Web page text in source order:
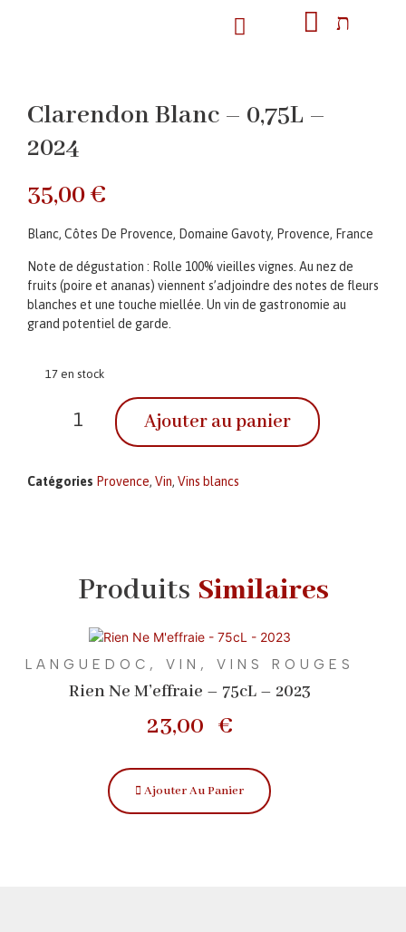
Clarendon Blanc – 0,75L –
2024
35,00€
Blanc, Côtes De Provence, Domaine Gavoty, Provence, France
Note de dégustation : Rolle 100% vieilles vignes. Au nez de
fruits (poire et ananas) viennent s’adjoindre des notes de fleurs
blanches et une touche miellée. Un vin de gastronomie au
grand potentiel de garde.
17 en stock
Ajouter au panier
Catégories Provence, Vin, Vins blancs
Produits Similaires
LANGUEDOC , VIN , VINS ROUGES
Rien Ne M’effraie – 75cL – 2023
23,00 €
Ajouter Au Panier